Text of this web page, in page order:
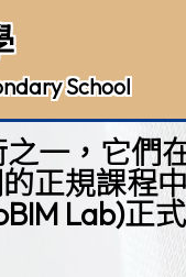
School
一，它
正規課程
Lab)正